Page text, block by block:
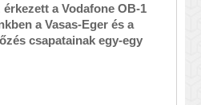
a Vodafone OB-1
a Vasas-Eger és a
csapatainak egy-egy